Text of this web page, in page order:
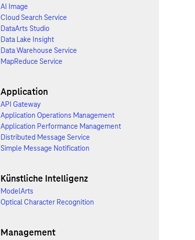
AI Image
Cloud Search Service
DataArts Studio
Data Lake Insight
Data Warehouse Service
MapReduce Service
Application
API Gateway
Application Operations Management
Application Performance Management
Distributed Message Service
Simple Message Notification
Künstliche Intelligenz
ModelArts
Optical Character Recognition
Management